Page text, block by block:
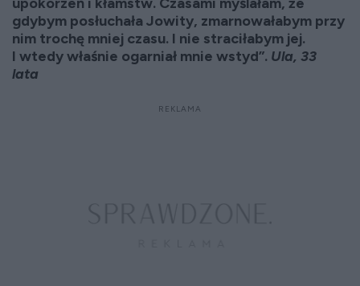
gdybym posłuchała Jowity, zmarnowałabym przy
nim trochę mniej czasu. I nie straciłabym jej.
I wtedy właśnie ogarniał mnie wstyd”. Ula, 33
lata